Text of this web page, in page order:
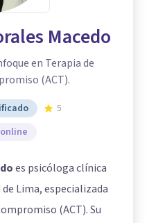
Macedo
en Terapia de
(ACT).
5
es psicóloga clínica
Lima, especializada
(ACT). Su